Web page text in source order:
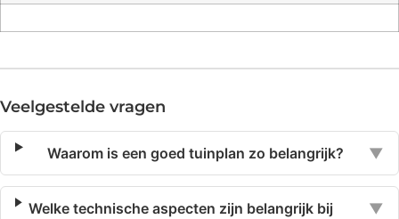
Veelgestelde vragen
Waarom is een goed tuinplan zo belangrijk? ▼
Welke technische aspecten zijn belangrijk bij
▼